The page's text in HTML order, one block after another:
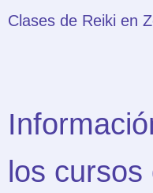
Clases de Reiki en
los